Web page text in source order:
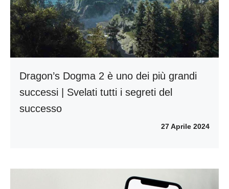
Dragon’s Dogma 2 è uno dei più grandi
successi | Svelati tutti i segreti del
successo
27 Aprile 2024